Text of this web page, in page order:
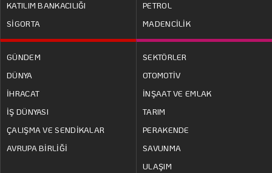
KATILIM BANKACILIĞI
SİGORTA
PETROL
MADENCİLİK
GÜNDEM
DÜNYA
İHRACAT
İŞ DÜNYASI
ÇALIŞMA VE SENDİKALAR
AVRUPA BİRLİĞİ
SEKTÖRLER
OTOMOTİV
İNŞAAT VE EMLAK
TARIM
PERAKENDE
SAVUNMA
ULAŞIM